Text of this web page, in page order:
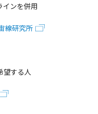
ンを併用
線研究所
望する人